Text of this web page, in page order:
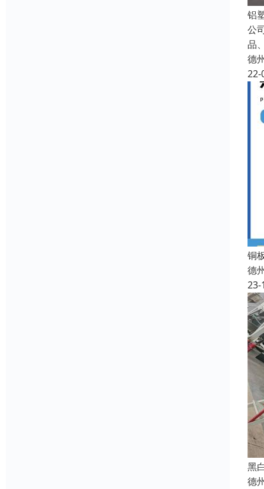
铝
公
品
德
22-
铜
德
23-
黑
德